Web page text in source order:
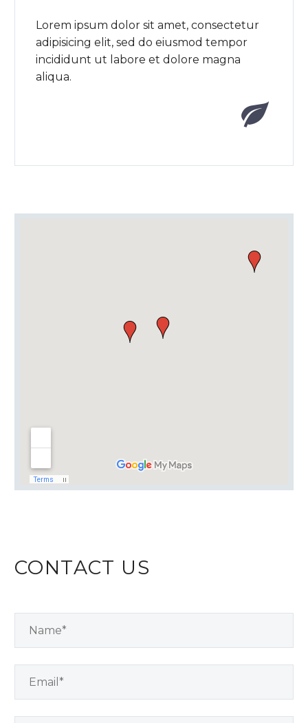
Lorem ipsum dolor sit amet, consectetur
adipisicing elit, sed do eiusmod tempor
incididunt ut labore et dolore magna
aliqua.


CONTACT US